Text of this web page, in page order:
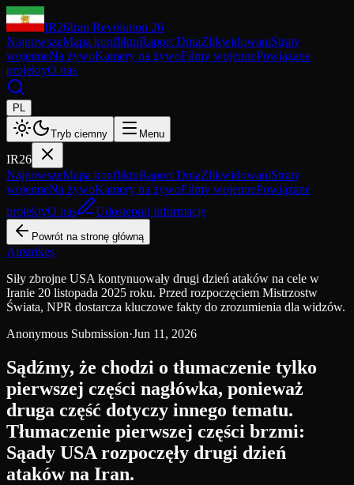
IR26Iran Revolution 26
NajnowszeMapa konfliktuRaport DniaZlikwidowaniStraty
wojenneNa żywoKamery na żywoFilmy wojennePowiązane
projektyO nas
PL
Tryb ciemny Menu
IR26
NajnowszeMapa konfliktuRaport DniaZlikwidowaniStraty
wojenneNa żywoKamery na żywoFilmy wojennePowiązane
projektyO nas Udostępnij informację
Powrót na stronę główną
Airstrikes
Siły zbrojne USA kontynuowały drugi dzień ataków na cele w
Iranie 20 listopada 2025 roku. Przed rozpoczęciem Mistrzostw
Świata, NPR dostarcza kluczowe fakty do zrozumienia dla widzów.
Anonymous Submission·Jun 11, 2026
Sądźmy, że chodzi o tłumaczenie tylko
pierwszej części nagłówka, ponieważ
druga część dotyczy innego tematu.
Tłumaczenie pierwszej części brzmi:
Sąady USA rozpoczęły drugi dzień
ataków na Iran.